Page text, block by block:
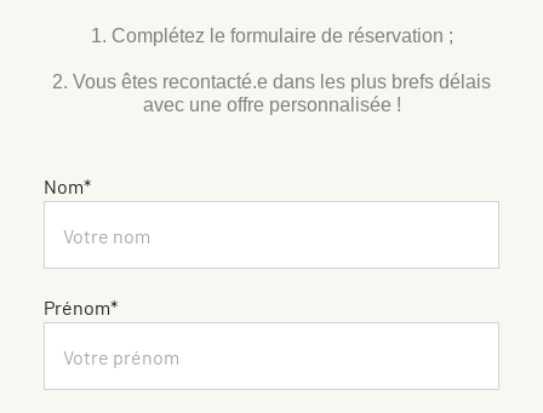
1. Complétez le formulaire de réservation ;
2. Vous êtes recontacté.e dans les plus brefs délais
avec une offre personnalisée !
Nom*
Prénom*